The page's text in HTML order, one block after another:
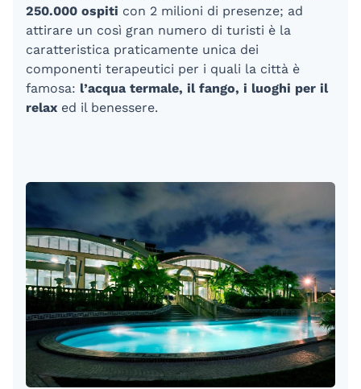
250.000 ospiti con 2 milioni di presenze; ad
attirare un così gran numero di turisti è la
caratteristica praticamente unica dei
componenti terapeutici per i quali la città è
famosa: l’acqua termale, il fango, i luoghi per il
relax ed il benessere.